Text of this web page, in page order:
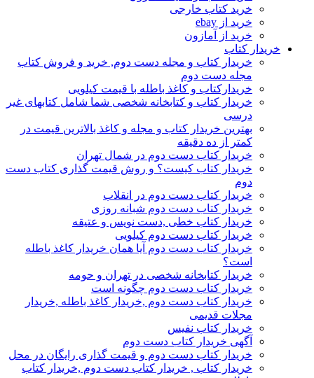
خرید کتاب خارجی
خرید از ebay
خرید از آمازون
خریدار کتاب
خریدار کتاب و مجله دست دوم, خرید و فروش کتاب
مجله دست دوم
خریدارکتاب و کاغذ باطله با قیمت کیلویی
خریدار کتاب و کتابخانه شخصی شما شامل کتابهای غیر
درسی
بهترین خریدار کتاب و مجله و کاغذ بالاترین قیمت در
کمتر از ده دقیقه
خریدار کتاب دست دوم در شمال تهران
خریدار کتاب کیست؟ و روش قیمت گذاری کتاب دست
دوم
خریدار کتاب دست دوم در انقلاب
خریدار کتاب دست دوم شبانه روزی
خریدار کتاب خطی ,دست نویس و عتیقه
خریدار کتاب دست دوم کیلویی
خریدار کتاب دست دوم آیا همان خریدار کاغذ باطله
است؟
خریدار کتابخانه شخصی در تهران و حومه
خریدار کتاب دست دوم چگونه است
خریدار کتاب دست دوم ,خریدار کاغذ باطله ,خریدار
مجلات قدیمی
خریدار کتاب نفیس
آگهی خریدار کتاب دست دوم
خریدار کتاب دست دوم و قیمت گذاری رایگان در محل
خریدار کتاب , خریدار کتاب دست دوم ,خریدار کتاب